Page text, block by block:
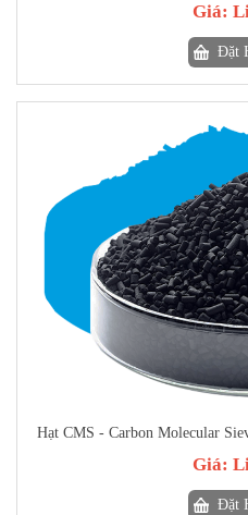
Giá:
Đặt
Hạt CMS - Carbon Molecular
Giá:
Đặt